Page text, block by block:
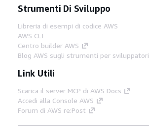
Strumenti Di Sviluppo
Libreria di esempi di codice AWS
AWS CLI
Centro builder AWS
Blog AWS sugli strumenti per sviluppatori
Link Utili
Scarica il server MCP di AWS Docs
Accedi alla Console AWS
Forum di AWS re:Post